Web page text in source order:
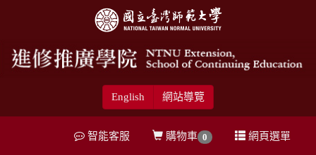
English 網站導覽
網頁選單
購物車 0
智能客服